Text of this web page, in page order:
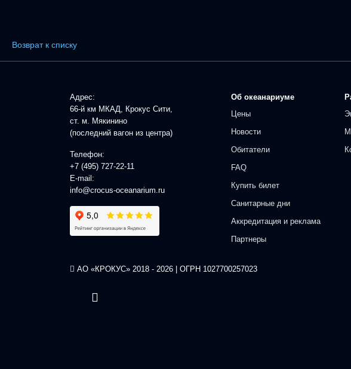
Возврат к списку
Адрес:
66-й км МКАД, Крокус Сити,
ст. м. Мякинино
(последний вагон из центра)
Телефон:
+7 (495) 727-22-11
E-mail:
info@crocus-oceanarium.ru
Об океанариуме
Цены
Новости
Обитатели
FAQ
Купить билет
Санитарные дни
Аккредитация и реклама
Партнеры
АО «КРОКУС» 2018 - 2026 | ОГРН 1027700257023